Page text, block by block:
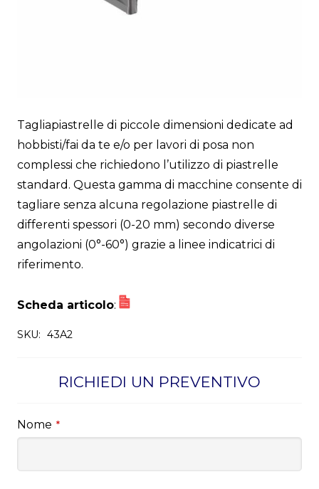
Tagliapiastrelle di piccole dimensioni dedicate ad
hobbisti/fai da te e/o per lavori di posa non
complessi che richiedono l’utilizzo di piastrelle
standard. Questa gamma di macchine consente di
tagliare senza alcuna regolazione piastrelle di
differenti spessori (0-20 mm) secondo diverse
angolazioni (0°-60°) grazie a linee indicatrici di
riferimento.
Scheda articolo:
SKU: 43A2
RICHIEDI UN PREVENTIVO
Nome *